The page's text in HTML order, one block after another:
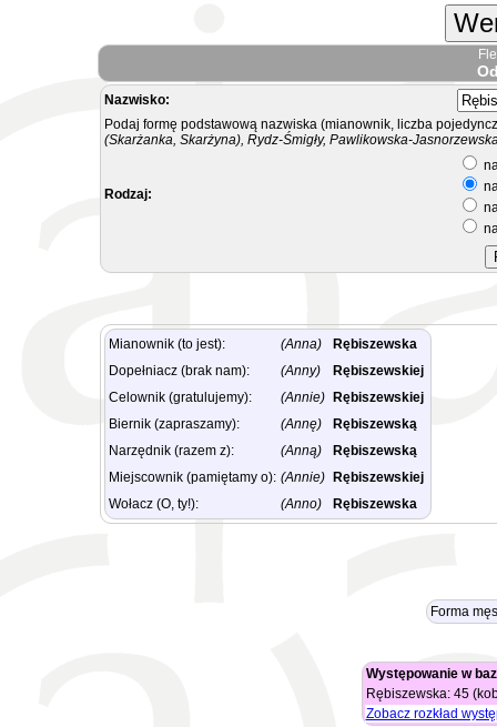
Nazwisko:
Podaj formę podstawową nazwiska (mianownik, liczba
(Skarżanka, Skarżyna), Rydz-Śmigły, Pawlikowska-
Rodzaj:
Mianownik (to jest): (Anna)
Rębiszewska
Dopełniacz (brak nam):
(Anny)
Rębiszewskiej
Celownik (gratulujemy):
(Annie)
Rębiszewskiej
Biernik (zapraszamy):
(Annę)
Rębiszewską
Narzędnik (razem z):
(Anną)
Rębiszewską
Miejscownik (pamiętamy o): (Annie)
Rębiszewskiej
Wołacz (O, ty!):
(Anno) Rębiszewska
Forma
Występowanie w
Rębiszewska: 45
Zobacz rozkład